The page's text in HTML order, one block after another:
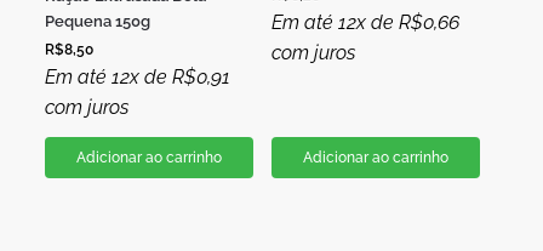
Pequena 150g
R$8,50
Em até 12x de R$0,91
com juros
Adicionar ao carrinho
Em até 12x de R$0,66
com juros
Adicionar ao carrinho